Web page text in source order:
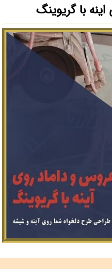
با گریوینگ